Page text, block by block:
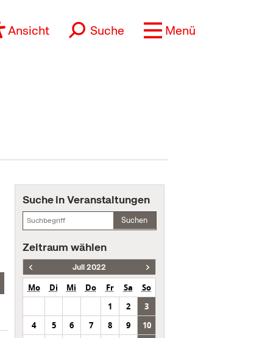
Ansicht Suche Menü
Suche in Veranstaltungen
Suchen
Zeitraum wählen
Juli 2022
Mo Di Mi Do Fr Sa
So
1
2
3
4
5 6 7 8 9
10